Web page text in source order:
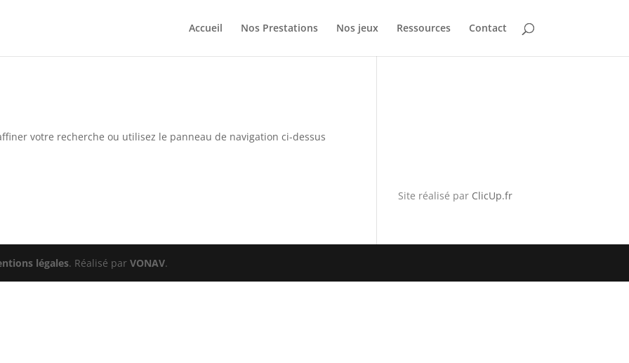
Accueil Nos Prestations Nos jeux Ressources Contact
votre recherche ou utilisez le panneau de navigation ci-dessus
Site réalisé par ClicUp.fr
légales. Réalisé parVONAV.